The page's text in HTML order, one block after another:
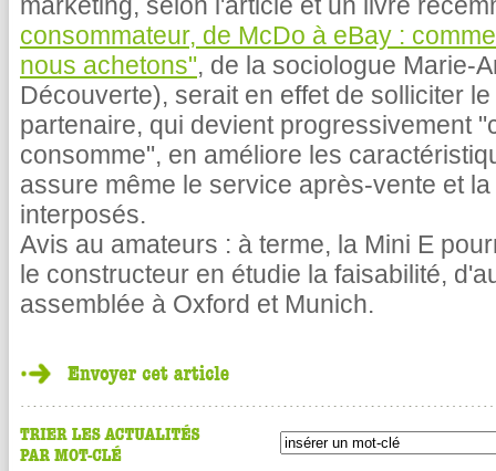
consommateur, de McDo à eBay :
nous achetons", de la sociologue Marie-
Découverte), serait en effet de solliciter
partenaire, qui devient progressivement
consomme", en améliore les
assure même le service après-vente et
interposés.
Avis au amateurs : à terme, la Mini E
le constructeur en étudie la faisabilité,
assemblée à Oxford et Munich.